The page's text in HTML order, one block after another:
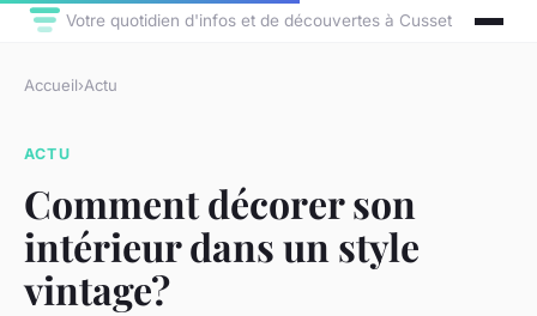
Votre quotidien d'infos et de découvertes à Cusset
Accueil›Actu
ACTU
Comment décorer son
intérieur dans un style
vintage?